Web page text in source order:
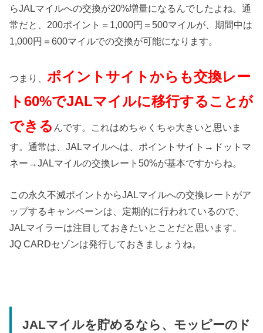
らJALマイルへの交換が20%増量になるんでしたよね。通
常だと、200ポイント＝1,000円＝500マイルが、期間中は
1,000円＝600マイルでの交換が可能になります。
つまり、ポイントサイトからも交換レー
ト60%でJALマイルに移行することが
できる んです。これはめちゃくちゃ大きいと思いま
す。通常は、JALマイルへは、ポイントサイト→ドットマ
ネー→JALマイルの交換レート50%が基本ですからね。
この永久不滅ポイントからJALマイルへの交換レートがア
ップするキャンペーンは、定期的に行われているので、
JALマイラーは注目しておきたいとことだと思います。
JQ CARDセゾンは発行しておきましょうね。
JALマイルを貯めるなら、モッピーのド